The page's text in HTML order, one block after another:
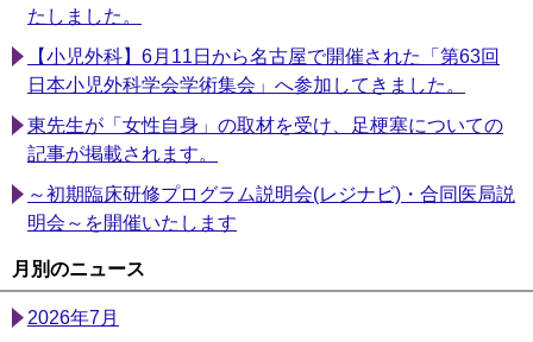
たしました。
【小児外科】6月11日から名古屋で開催された「第63回
日本小児外科学会学術集会」へ参加してきました。
東先生が「女性自身」の取材を受け、足梗塞についての
記事が掲載されます。
～初期臨床研修プログラム説明会(レジナビ)・合同医局説
明会～を開催いたします
月別のニュース
2026年7月